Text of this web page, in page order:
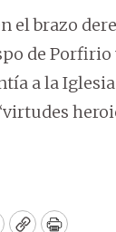
el brazo
de Porfirio
a la